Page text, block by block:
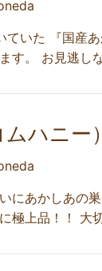
ていた 『国産
す。 お見逃し
ハニー
にあかしあの
極上品！！